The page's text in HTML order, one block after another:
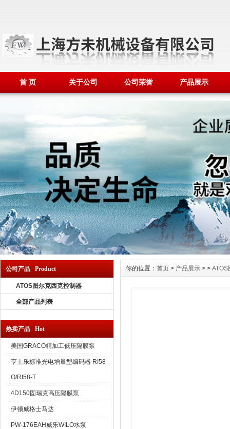
首 页 关于公司 公司荣誉 产品展示
公司产品 Product
ATOS图尔克西克控制器
全部产品列表
热卖产品 Hot
美国GRACO精加工低压隔膜泵
亨士乐标准光电增量型编码器 RI58-
O/RI58-T
4D150固瑞克高压隔膜泵
伊顿威格士马达
PW-176EAH威乐WILO水泵
你的位置： 首页 > 产品展示 > > ATOS